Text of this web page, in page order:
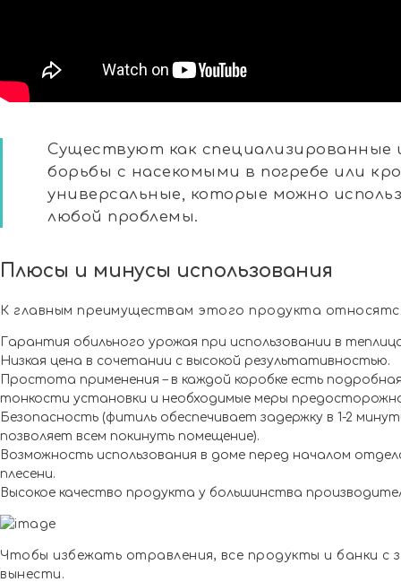
Существуют как
борьбы с насекомыми в погребе или
универсальные, которые можно
любой проблемы.
Плюсы и минусы использования
К главным преимуществам этого продукта
Гарантия обильного урожая при использовании в
Низкая цена в сочетании с высокой результативностью.
Простота применения – в каждой коробке есть
тонкости установки и необходимые меры
Безопасность (фитиль обеспечивает задержку в 1-2
позволяет всем покинуть помещение).
Возможность использования в доме перед началом
плесени.
Высокое качество продукта у большинства
Чтобы избежать отравления, все продукты и банки с
вынести.